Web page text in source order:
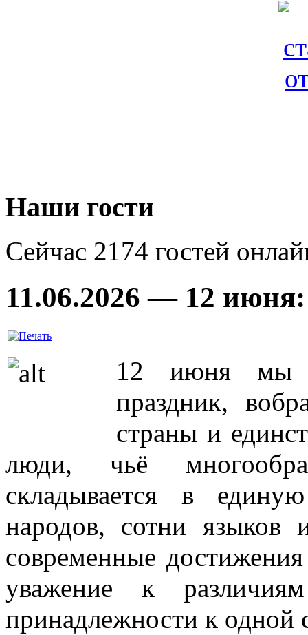
Наши гости
Сейчас 2174 гостей
11.06.2026 — 12
12 июня мы
праздник,
страны и
люди, чьё
складывается в
народов, сотни
современные
уважение к
принадлежности к одной